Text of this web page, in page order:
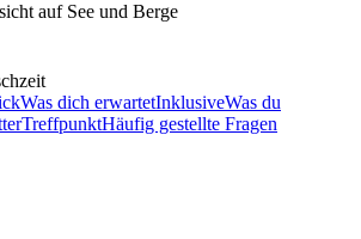
auf See und Berge
Was dich erwartetInklusiveWas du
TreffpunktHäufig gestellte Fragen